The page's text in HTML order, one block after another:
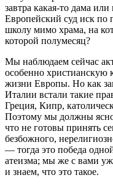
завтра какая-то дама
Европейский суд иск по
школу мимо храма, на
которой полумесяц?
Мы наблюдаем сейчас
особенно христианскую
жизни Европы. Но как
Италии встали такие
Греция, Кипр,
Поэтому мы должны
что не готовы принять
безбожного,
— тогда это победа
атеизма; мы же с вами
и знаем, что это такое.